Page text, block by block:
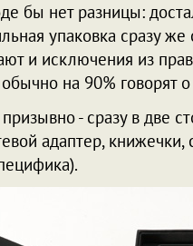
бы нет разницы:
упаковка сразу
и исключения из
на 90% говорят
- сразу в две
адаптер,